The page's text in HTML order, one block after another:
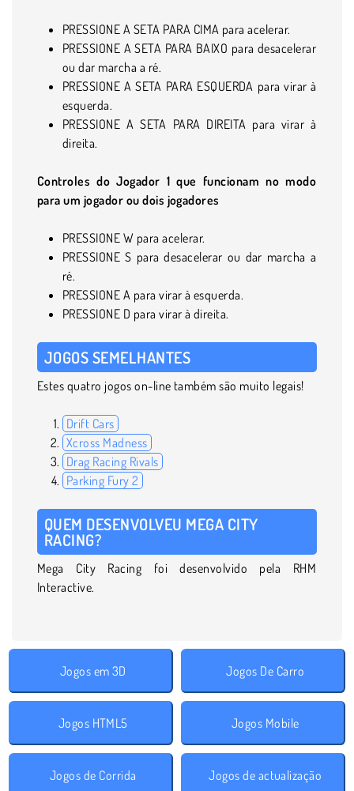
PRESSIONE A SETA PARA CIMA para acelerar.
PRESSIONE A SETA PARA BAIXO para desacelerar
ou dar marcha a ré.
PRESSIONE A SETA PARA ESQUERDA para virar à
esquerda.
PRESSIONE A SETA PARA DIREITA para virar à
direita.
Controles do Jogador 1 que funcionam no modo
para um jogador ou dois jogadores
PRESSIONE W para acelerar.
PRESSIONE S para desacelerar ou dar marcha a
ré.
PRESSIONE A para virar à esquerda.
PRESSIONE D para virar à direita.
JOGOS SEMELHANTES
Estes quatro jogos on-line também são muito legais!
Drift Cars
Xcross Madness
Drag Racing Rivals
Parking Fury 2
QUEM DESENVOLVEU MEGA CITY
RACING?
Mega City Racing foi desenvolvido pela RHM
Interactive.
Jogos em 3D Jogos De Carro
Jogos HTML5 Jogos Mobile
Jogos de Corrida Jogos de actualização